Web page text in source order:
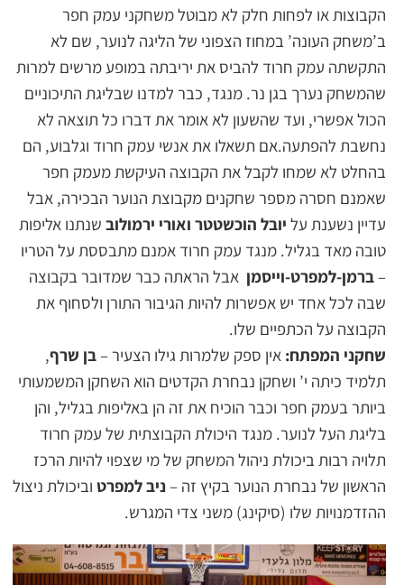
הקבוצות או לפחות חלק לא מבוטל משחקני עמק חפר
ב’משחק העונה’ במחוז הצפוני של הליגה לנוער, שם לא
התקשתה עמק חרוד להביס את יריבתה במופע מרשים למרות
שהמשחק נערך בגן נר. מנגד, כבר למדנו שבליגת התיכוניים
הכול אפשרי, ועד שהשעון לא אומר את דברו כל תוצאה לא
נחשבת להפתעה.אם תשאלו את אנשי עמק חרוד וגלבוע, הם
בהחלט לא שמחו לקבל את הקבוצה העיקשת מעמק חפר
שאמנם חסרה מספר שחקנים מקבוצת הנוער הבכירה, אבל
עדיין נשענת על יובל הוכשטטר ואורי ירמולוב שנתנו אליפות
טובה מאד בגליל. מנגד עמק חרוד אמנם מתבססת על הטריו
–ברמן-למפרט-וייסמן אבל הראתה כבר שמדובר בקבוצה
שבה לכל אחד יש אפשרות להיות הגיבור התורן ולסחוף את
הקבוצה על הכתפיים שלו.
שחקני המפתח: אין ספק שלמרות גילו הצעיר –בן שרף,
תלמיד כיתה י’ ושחקן נבחרת הקדטים הוא השחקן המשמעותי
ביותר בעמק חפר וכבר הוכיח את זה הן באליפות בגליל, והן
בליגת העל לנוער. מנגד היכולת הקבוצתית של עמק חרוד
תלויה רבות ביכולת ניהול המשחק של מי שצפוי להיות הרכז
הראשון של נבחרת הנוער בקיץ זה –ניב למפרט וביכולת ניצול
ההזדמנויות שלו (סיקינג) משני צדי המגרש.